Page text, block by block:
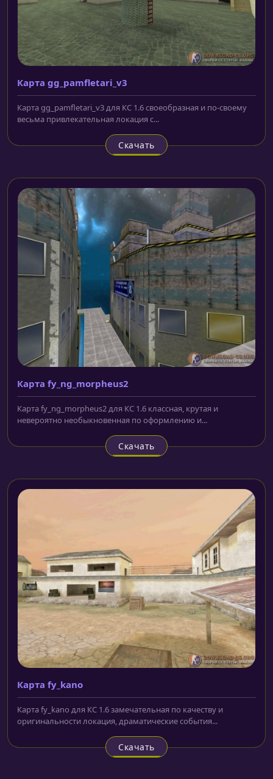
Карта gg_pamfletari_v3
Карта gg_pamfletari_v3 для КС 1.6 своеобразная и по-своему
весьма привлекательная локация с...
Скачать
Карта fy_ng_morpheus2
Карта fy_ng_morpheus2 для КС 1.6 классная, крутая и
невероятно необыкновенная по оформлению и...
Скачать
Карта fy_kano
Карта fy_kano для КС 1.6 замечательная по качеству и
оригинальности локация, драматические события...
Скачать